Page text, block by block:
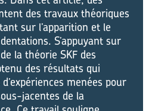
des travaux théoriques
sur l’apparition et le
S’appuyant sur
la théorie SKF des
des résultats qui
menées pour
jacentes de la